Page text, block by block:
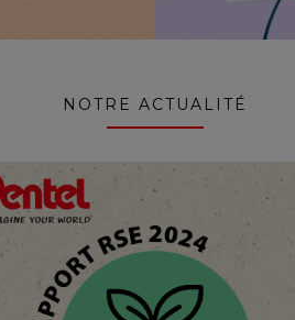
NOTRE ACTUALITÉ
06/2025
?Notre premier rapport
RSE : Pour un futur plus
durable et responsable